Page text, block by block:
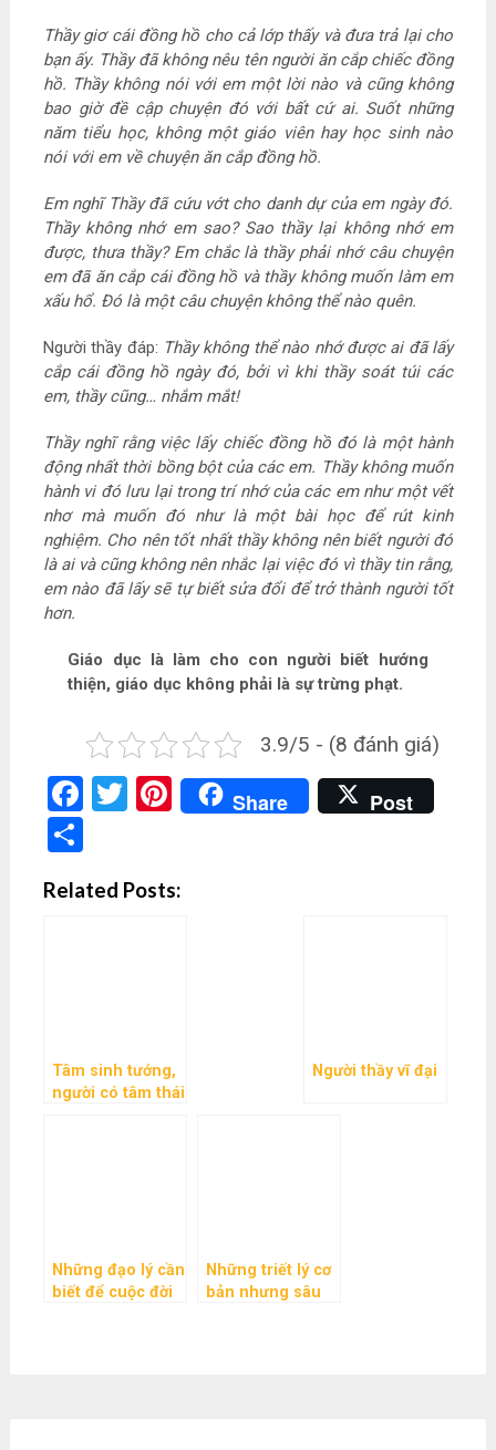
Thầy giơ cái đồng hồ cho cả lớp thấy và đưa trả lại cho
bạn ấy. Thầy đã không nêu tên người ăn cắp chiếc đồng
hồ. Thầy không nói với em một lời nào và cũng không
bao giờ đề cập chuyện đó với bất cứ ai. Suốt những
năm tiểu học, không một giáo viên hay học sinh nào
nói với em về chuyện ăn cắp đồng hồ.
Em nghĩ Thầy đã cứu vớt cho danh dự của em ngày đó.
Thầy không nhớ em sao? Sao thầy lại không nhớ em
được, thưa thầy? Em chắc là thầy phải nhớ câu chuyện
em đã ăn cắp cái đồng hồ và thầy không muốn làm em
xấu hổ. Đó là một câu chuyện không thể nào quên.
Người thầy đáp: Thầy không thể nào nhớ được ai đã lấy
cắp cái đồng hồ ngày đó, bởi vì khi thầy soát túi các
em, thầy cũng… nhắm mắt!
Thầy nghĩ rằng việc lấy chiếc đồng hồ đó là một hành
động nhất thời bồng bột của các em. Thầy không muốn
hành vi đó lưu lại trong trí nhớ của các em như một vết
nhơ mà muốn đó như là một bài học để rút kinh
nghiệm. Cho nên tốt nhất thầy không nên biết người đó
là ai và cũng không nên nhắc lại việc đó vì thầy tin rằng,
em nào đã lấy sẽ tự biết sửa đổi để trở thành người tốt
hơn.
Giáo dục là làm cho con người biết hướng
thiện, giáo dục không phải là sự trừng phạt.
3.9/5 - (8 đánh giá)
Facebook
Twitter
Pinterest
Share Post
Share
Related Posts:
Tâm sinh tướng,
người có tâm thái
Người thầy vĩ đại
Những đạo lý cần
biết để cuộc đời
Những triết lý cơ
bản nhưng sâu